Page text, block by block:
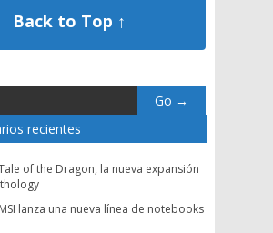
Back to Top ↑
recientes
of the Dragon, la nueva expansión
MSI lanza una nueva línea de notebooks